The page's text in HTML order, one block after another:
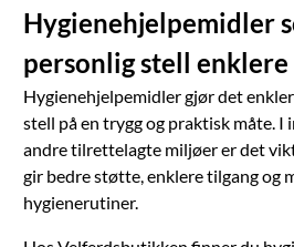
Hygienehjelpemidler
personlig stell enklere
Hygienehjelpemidler gjør det
stell på en trygg og praktisk måte. I
andre tilrettelagte miljøer er det
gir bedre støtte, enklere tilgang og
hygienerutiner.